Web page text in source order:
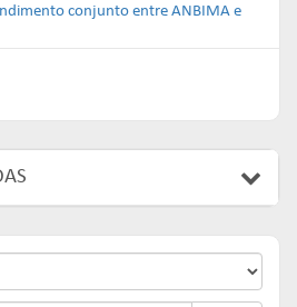
conjunto entre ANBIMA e